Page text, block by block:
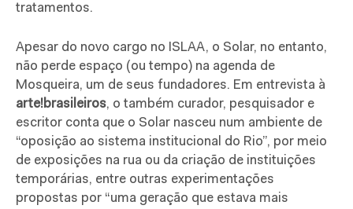
tratamentos.
Apesar do novo cargo no ISLAA, o Solar, no entanto,
não perde espaço (ou tempo) na agenda de
Mosqueira, um de seus fundadores. Em entrevista à
arte!brasileiros, o também curador, pesquisador e
escritor conta que o Solar nasceu num ambiente de
“oposição ao sistema institucional do Rio”, por meio
de exposições na rua ou da criação de instituições
temporárias, entre outras experimentações
propostas por “uma geração que estava mais